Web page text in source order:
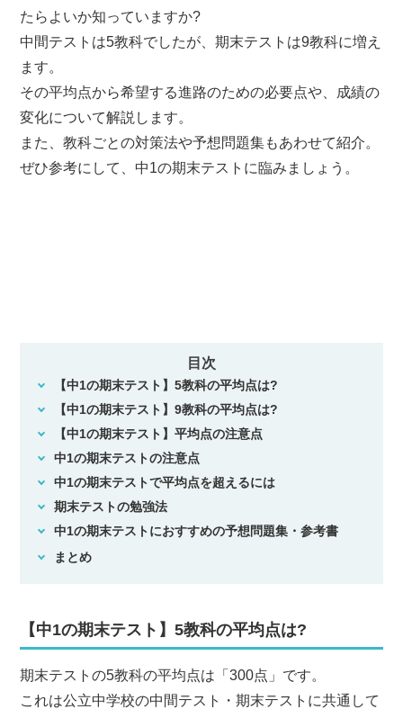
たらよいか知っていますか?
中間テストは5教科でしたが、期末テストは9教科に増え
ます。
その平均点から希望する進路のための必要点や、成績の
変化について解説します。
また、教科ごとの対策法や予想問題集もあわせて紹介。
ぜひ参考にして、中1の期末テストに臨みましょう。
目次
【中1の期末テスト】5教科の平均点は?
【中1の期末テスト】9教科の平均点は?
【中1の期末テスト】平均点の注意点
中1の期末テストの注意点
中1の期末テストで平均点を超えるには
期末テストの勉強法
中1の期末テストにおすすめの予想問題集・参考書
まとめ
【中1の期末テスト】5教科の平均点は?
期末テストの5教科の平均点は「300点」です。
これは公立中学校の中間テスト・期末テストに共通して